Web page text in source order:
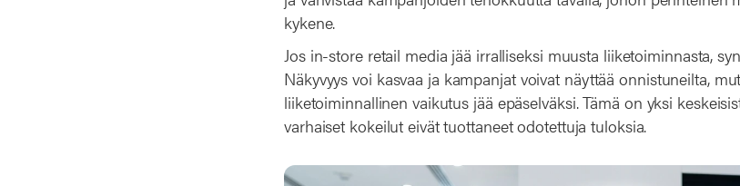
kykene.
Jos in-store retail media jää irralliseksi muusta liiketoiminnasta,
Näkyvyys voi kasvaa ja kampanjat voivat näyttää onnistuneilta,
liiketoiminnallinen vaikutus jää epäselväksi. Tämä on yksi
varhaiset kokeilut eivät tuottaneet odotettuja tuloksia.